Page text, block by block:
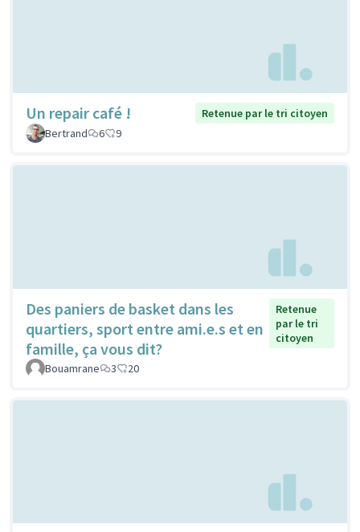
Un repair café !
Retenue par le tri citoyen
Bertrand
6 9
Des paniers de basket dans les
quartiers, sport entre ami.e.s et en
famille, ça vous dit?
Retenue
par le tri
citoyen
Bouamrane 3 20